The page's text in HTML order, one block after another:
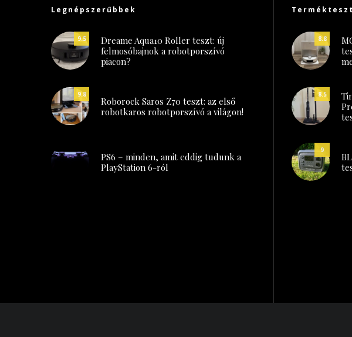
Legnépszerűbbek
9.5
Dreame Aqua10 Roller teszt: új
felmosóbajnok a robotporszívó
piacon?
9.8
Roborock Saros Z70 teszt: az első
robotkaros robotporszívó a világon!
PS6 – minden, amit eddig tudunk a
PlayStation 6-ról
8.8
8.5
9